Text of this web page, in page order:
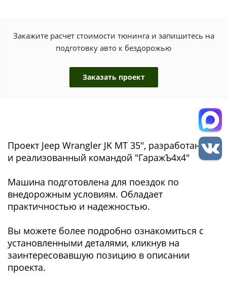
Закажите расчет стоимости тюнинга и запишитесь на
подготовку авто к бездорожью
Заказать проект
Проект Jeep Wrangler JK MT 35", разработанный
и реализованный командой "ГаражЪ4x4"
Машина подготовлена для поездок по
внедорожным условиям. Обладает
практичностью и надежностью.
Вы можете более подробно ознакомиться с
установленными деталями, кликнув на
заинтересовавшую позицию в описании
проекта.